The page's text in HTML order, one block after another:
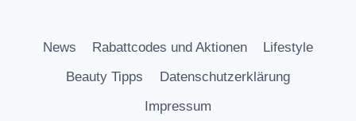
News Rabattcodes und Aktionen
Lifestyle
Beauty Tipps
Datenschutzerklärung
Impressum